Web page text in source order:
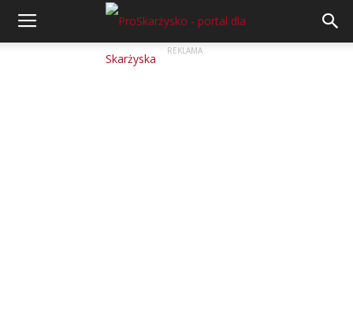
REKLAMA